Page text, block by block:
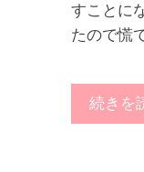
すことに
たので慌
続きを